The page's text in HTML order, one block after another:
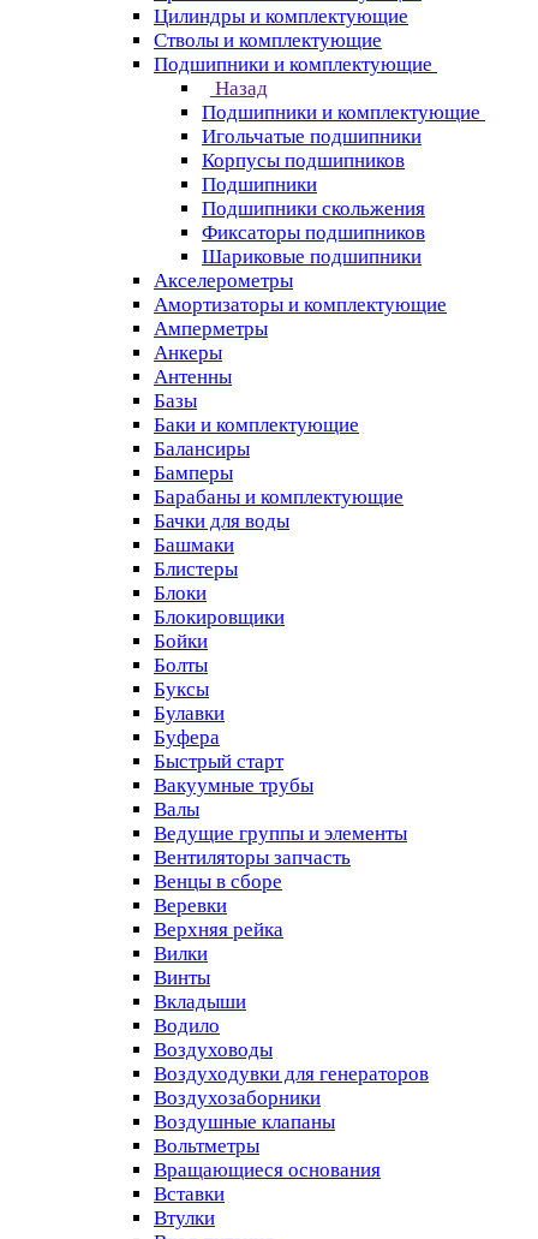
Цилиндры и комплектующие
Стволы и комплектующие
Подшипники и комплектующие
Назад
Подшипники и комплектующие
Игольчатые подшипники
Корпусы подшипников
Подшипники
Подшипники скольжения
Фиксаторы подшипников
Шариковые подшипники
Акселерометры
Амортизаторы и комплектующие
Амперметры
Анкеры
Антенны
Базы
Баки и комплектующие
Балансиры
Бамперы
Барабаны и комплектующие
Бачки для воды
Башмаки
Блистеры
Блоки
Блокировщики
Бойки
Болты
Буксы
Булавки
Буфера
Быстрый старт
Вакуумные трубы
Валы
Ведущие группы и элементы
Вентиляторы запчасть
Венцы в сборе
Веревки
Верхняя рейка
Вилки
Винты
Вкладыши
Водило
Воздуховоды
Воздуходувки для генераторов
Воздухозаборники
Воздушные клапаны
Вольтметры
Вращающиеся основания
Вставки
Втулки